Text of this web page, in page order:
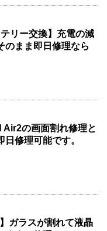
リー交換】充電の減
のまま即日修理なら
Air2の画面割れ修理と
修理可能です。
ガラスが割れて液晶